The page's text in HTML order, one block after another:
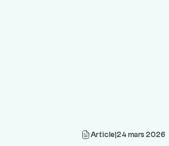
Article 24 mars 2026